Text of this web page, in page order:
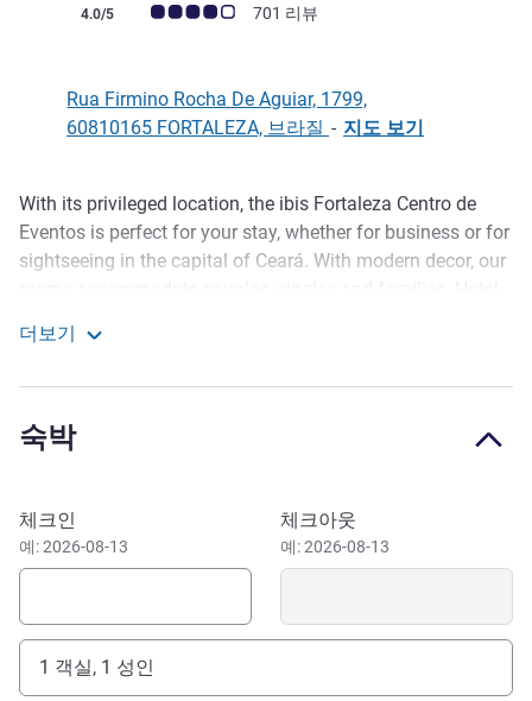
고객 평점 (ALL 평가)
4.0/5 701 리뷰
Rua Firmino Rocha De Aguiar, 1799,
60810165 FORTALEZA, 브라질 - 지도 보기
호텔설명
With its privileged location, the ibis Fortaleza Centro de
Eventos is perfect for your stay, whether for business or for
sightseeing in the capital of Ceará. With modern decor, our
am to 10:00 pm. We have free parking, Room Office to
the ALLSAFE seal.
from the Ceará Events Center, the most modern and
equipped events center in Latin America. And Iguatemi
Empresarial is also nearby, a 2-minute drive from the hotel.
various points of interest such as Shopping Iguatemi, a 3-
minute drive from the hotel, great for shopping and
sightseeing. And Beach Park, famous water park, 25
더보기
숙박
이 호텔 예약하기
체크인
예: 2026-08-13
체크아웃
예: 2026-08-13
1 객실, 1 성인